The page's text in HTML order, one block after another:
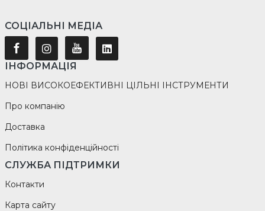
СОЦІАЛЬНІ МЕДІА
ІНФОРМАЦІЯ
НОВІ ВИСОКОЕФЕКТИВНІ ЦІЛЬНІ ІНСТРУМЕНТИ
Про компанію
Доставка
Політика конфіденційності
СЛУЖБА ПІДТРИМКИ
Контакти
Карта сайту